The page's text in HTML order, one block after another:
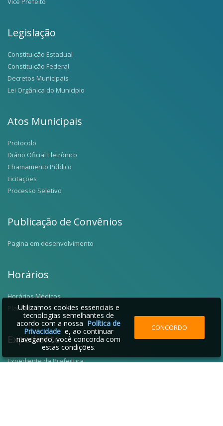
Legislação
Constituição Estadual
Constituição Federal
Decretos Municipais
Lei Orgânica do Município
Atos Municipais
Protocolo
Diário Oficial Eletrônico
Chamamento Público
Licitações
Processo Seletivo
Publicação de Convênios
Pagina em desenvolvimento
Horários
Horários Médicos
Plantões
Expediente
Expediente da Prefeitura
Utilizamos cookies essenciais e
tecnologias semelhantes de
acordo com a nossa Política de
Privacidadee, ao continuar
navegando, você concorda com
estas condições.
CONCORDO